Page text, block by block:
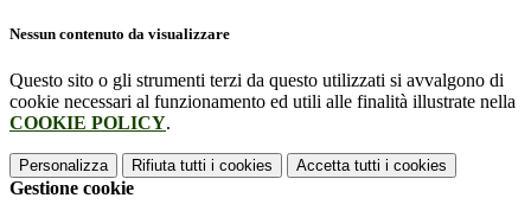
Nessun contenuto da visualizzare
Questo sito o gli strumenti terzi da questo utilizzati si avvalgono di
cookie necessari al funzionamento ed utili alle finalità illustrate nella
COOKIE POLICY.
Personalizza Rifiuta tutti i cookies Accetta tutti i cookies
Gestione cookie